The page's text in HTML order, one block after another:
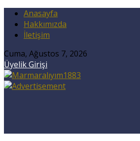
Anasayfa
Hakkımızda
İletişim
Cuma, Ağustos 7, 2026
Üyelik Girişi